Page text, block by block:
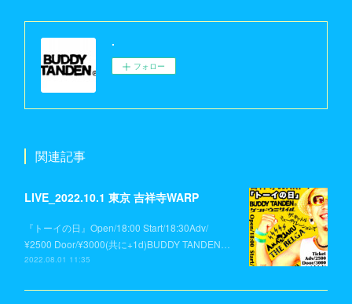
.
フォロー
関連記事
LIVE_2022.10.1 東京 吉祥寺WARP
『トーイの日』Open/18:00 Start/18:30Adv/
¥2500 Door/¥3000(共に+1d)BUDDY TANDEN…
2022.08.01 11:35